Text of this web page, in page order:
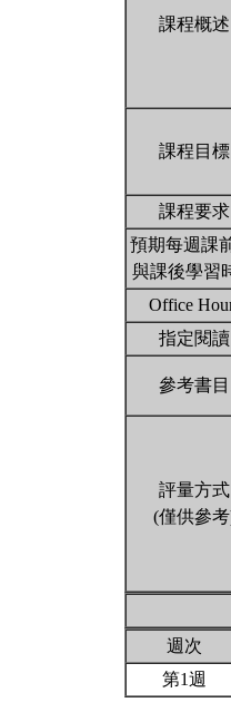
課程概述
課程目標
課程要求
預期每週課
與課後學習
Office
指定閱讀
參考書目
評量方式
(僅供參
週次
第1週